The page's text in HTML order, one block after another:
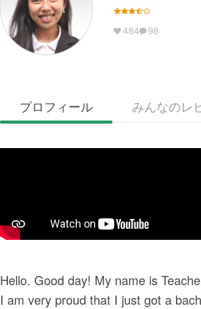
484 98
プロフィール みんなのレ
Hello. Good day! My name is
I am very proud that I just got a